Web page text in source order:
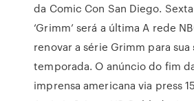
da Comic Con San Diego.
‘Grimm’ será a última A rede
renovar a série Grimm para sua
temporada. O anúncio do fim
imprensa americana via press